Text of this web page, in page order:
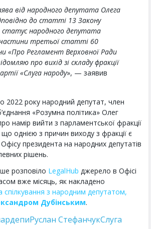
від народного депутата Олега
до статті 13 Закону
статус народного депутата
третьої статті 60
«Про Регламент Верховної Ради
про вихід зі складу фракції
«Слуга народу», — заявив
2022 року народний депутат, член
«Розумна політика» Олег
намір вийти з парламентської фракції
однією з причин виходу з фракції є
президента на народних депутатів
рішень.
розповіло LegalHub джерело в Офісі
вже місяць, як накладено
з народним депутатом,
Дубінським.
Руслан СтефанчукСлуга